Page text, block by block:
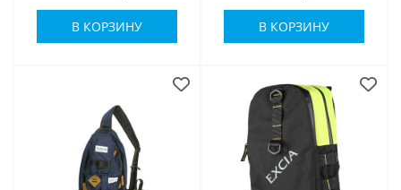
В КОРЗИНУ В КОРЗИНУ